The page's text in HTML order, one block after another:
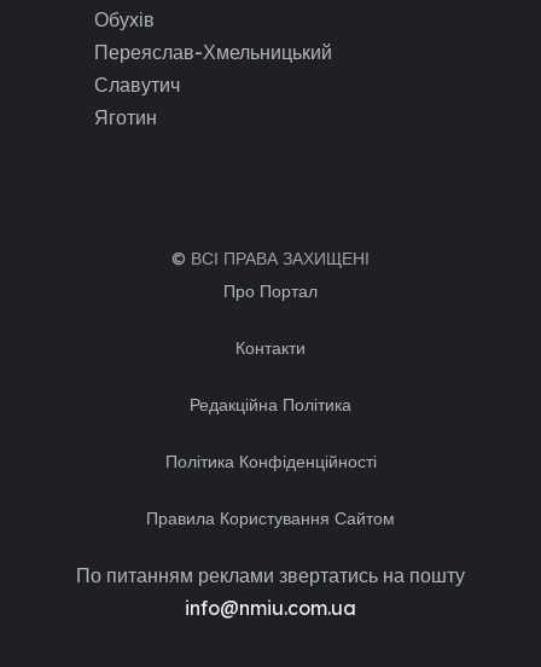
Обухів
Переяслав-Хмельницький
Славутич
Яготин
© ВСІ ПРАВА ЗАХИЩЕНІ
Про Портал
Контакти
Редакційна Політика
Політика Конфіденційності
Правила Користування Сайтом
По питанням реклами звертатись на пошту
info@nmiu.com.ua